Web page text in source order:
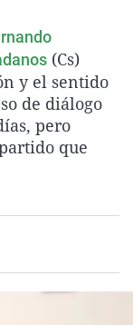
viajera
el perro y el
de
Viuda
Rioja
Vasco
(Cs)
y el sentido
de diálogo
pero
que